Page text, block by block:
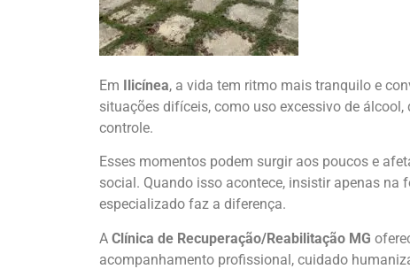
Em Ilicínea, a vida tem ritmo mais tranquilo e
situações difíceis, como uso excessivo de
controle.
Esses momentos podem surgir aos poucos e
social. Quando isso acontece, insistir apenas
especializado faz a diferença.
A Clínica de Recuperação/Reabilitação MG
acompanhamento profissional, cuidado